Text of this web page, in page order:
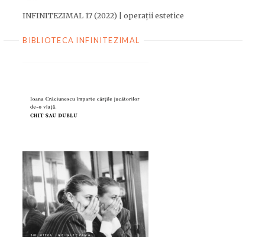
INFINITEZIMAL 17 (2022) | operații estetice
BIBLIOTECA INFINITEZIMAL